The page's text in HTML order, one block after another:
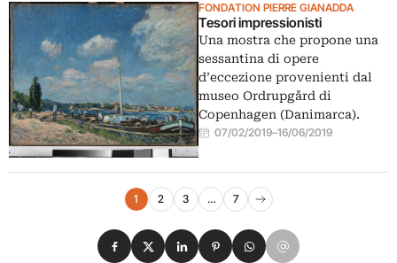
FONDATION PIERRE GIANADDA
Tesori impressionisti
Una mostra che propone una
sessantina di opere
d’eccezione provenienti dal
museo Ordrupgård di
Copenhagen (Danimarca).
07/02/2019–16/06/2019
Navigazione eventi
1 2 3 … 7
Pagina successiva
Condividi su Facebook
Condividi su X
Condividi su LinkedIn
Condividi su Pinterest
Condividi su WhatsApp
Condividi su Email